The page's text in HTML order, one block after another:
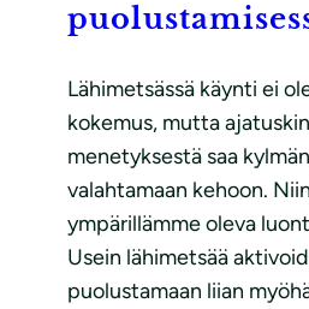
Lähimetsässä käynti ei
kokemus, mutta
menetyksestä saa
valahtamaan kehoon.
ympärillämme oleva
Usein lähimetsää
puolustamaan liian